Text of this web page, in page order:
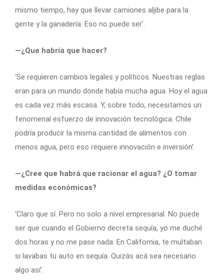
mismo tiempo, hay que llevar camiones aljibe para la
gente y la ganadería. Eso no puede ser’.
—¿Que habría que hacer?
‘Se requieren cambios legales y políticos. Nuestras reglas
eran para un mundo donde había mucha agua. Hoy el agua
es cada vez más escasa. Y, sobre todo, necesitamos un
fenomenal esfuerzo de innovación tecnológica. Chile
podría producir la misma cantidad de alimentos con
menos agua, pero eso requiere innovación e inversión’.
—¿Cree que habrá que racionar el agua? ¿O tomar
medidas económicas?
‘Claro que sí. Pero no solo a nivel empresarial. No puede
ser que cuando el Gobierno decreta sequía, yo me duché
dos horas y no me pase nada. En California, te multaban
si lavabas tu auto en sequía. Quizás acá sea necesario
algo así’.